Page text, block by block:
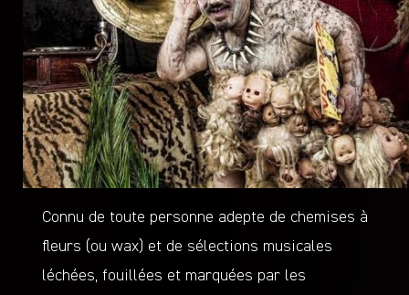
Connu de toute personne adepte de chemises à
fleurs (ou wax) et de sélections musicales
léchées, fouillées et marquées par les